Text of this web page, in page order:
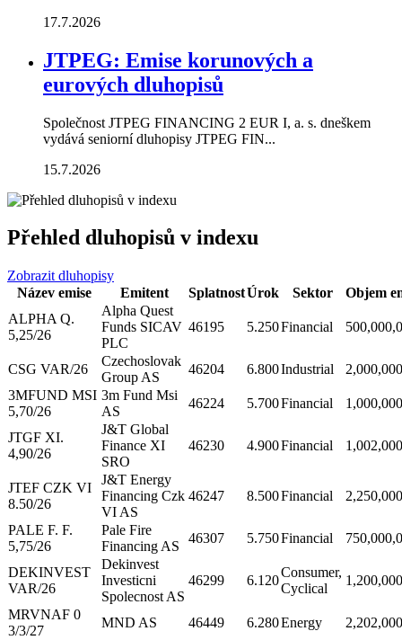
17.7.2026
JTPEG: Emise korunových a
eurových dluhopisů
Společnost JTPEG FINANCING 2 EUR I, a. s. dneškem
vydává seniorní dluhopisy JTPEG FIN...
15.7.2026
Přehled dluhopisů v indexu
Zobrazit dluhopisy
Název emise
Emitent SplatnostÚrok Sektor
Objem
ALPHA Q.
5,25/26
Alpha Quest
Funds SICAV
PLC
46195 5.250Financial
CSG VAR/26
Czechoslovak
Group AS
46204 6.800Industrial
3MFUND MSI
5,70/26
3m Fund Msi
AS
46224 5.700Financial
JTGF XI.
4,90/26
J&T Global
Finance XI
SRO
46230 4.900Financial
JTEF CZK VI
8.50/26
J&T Energy
Financing Czk
VI AS
46247 8.500Financial
PALE F. F.
5,75/26
Pale Fire
Financing AS
46307 5.750Financial
DEKINVEST
VAR/26
Dekinvest
Investicni
Spolecnost AS
46299 6.120
Consumer,
Cyclical
MRVNAF 0
3/3/27
MND AS 46449 6.280Energy